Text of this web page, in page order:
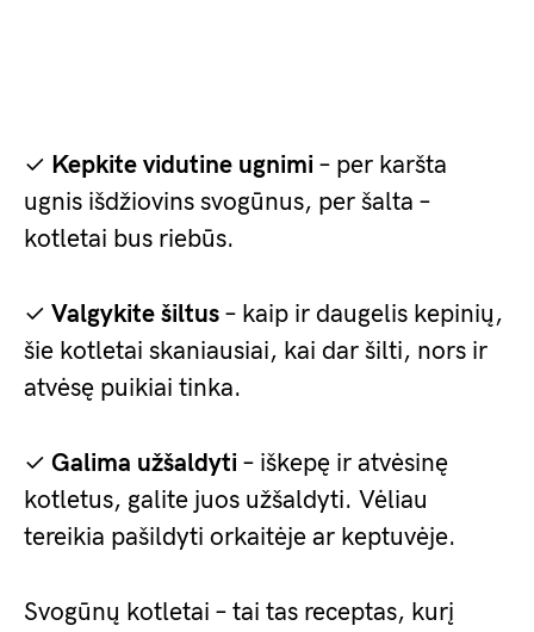
✓ Kepkite vidutine ugnimi – per karšta
ugnis išdžiovins svogūnus, per šalta –
kotletai bus riebūs.
✓ Valgykite šiltus – kaip ir daugelis kepinių,
šie kotletai skaniausiai, kai dar šilti, nors ir
atvėsę puikiai tinka.
✓ Galima užšaldyti – iškepę ir atvėsinę
kotletus, galite juos užšaldyti. Vėliau
tereikia pašildyti orkaitėje ar keptuvėje.
Svogūnų kotletai – tai tas receptas, kurį